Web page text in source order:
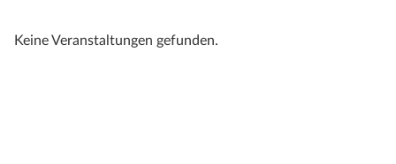
Keine Veranstaltungen gefunden.